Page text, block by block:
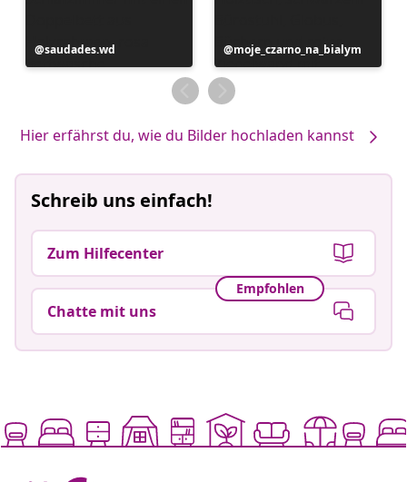
Beitrag
veröffentlicht
saudades.wd
Beitrag
veröffentlicht
von
moje_czarno_na_bialym
Hier erfährst du, wie du Bilder hochladen kannst
Schreib uns einfach!
Zum Hilfecenter
Empfohlen
Chatte mit uns